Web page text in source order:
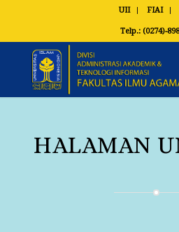
UII FIAI
Telp.: (0274)-
HALAMAN